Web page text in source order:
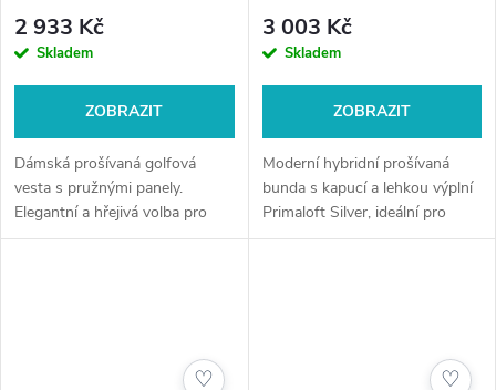
2 933 Kč
Skladem
ZOBRAZIT
Dámská prošívaná golfová
vesta s pružnými panely.
Elegantní a hřejivá volba pro
podzimní a chladné dny na
3 003 Kč
Skladem
ZOBRAZIT
Moderní hybridní prošívaná
bunda s kapucí a lehkou výplní
Primaloft Silver, ideální pro
chladnější dny.
♡ ♡